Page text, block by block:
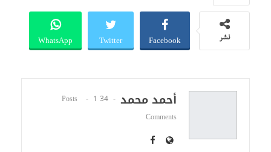
نشر Facebook
Twitter
WhatsApp
أحمد محمد 34 Posts
1
Comments